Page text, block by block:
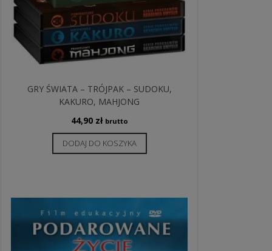
GRY ŚWIATA – TRÓJPAK – SUDOKU,
KAKURO, MAHJONG
44,90 zł brutto
DODAJ DO KOSZYKA